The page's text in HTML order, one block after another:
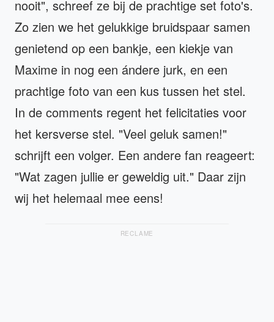
nooit", schreef ze bij de prachtige set foto's.
Zo zien we het gelukkige bruidspaar samen
genietend op een bankje, een kiekje van
Maxime in nog een ándere jurk, en een
prachtige foto van een kus tussen het stel.
In de comments regent het felicitaties voor
het kersverse stel. "Veel geluk samen!"
schrijft een volger. Een andere fan reageert:
"Wat zagen jullie er geweldig uit." Daar zijn
wij het helemaal mee eens!
RECLAME